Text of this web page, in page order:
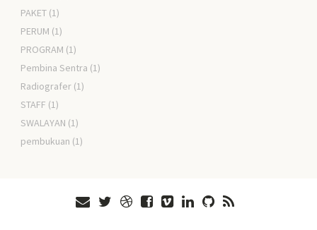
PAKET (1)
PERUM (1)
PROGRAM (1)
Pembina Sentra (1)
Radiografer (1)
STAFF (1)
SWALAYAN (1)
pembukuan (1)